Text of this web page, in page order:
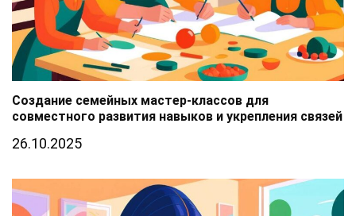
Создание семейных мастер-классов для
совместного развития навыков и укрепления связей
26.10.2025